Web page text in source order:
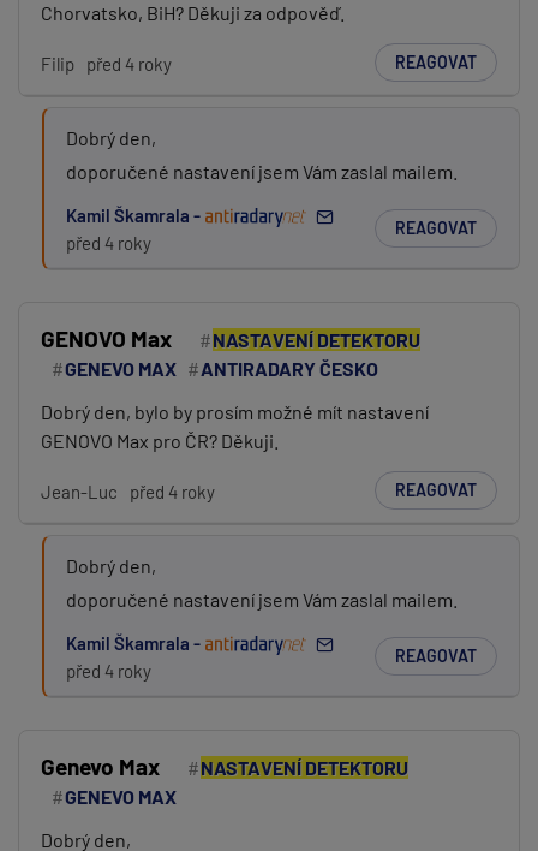
Chorvatsko, BiH? Děkuji za odpověď.
Filip před 4 roky REAGOVAT
Dobrý den,
doporučené nastavení jsem Vám zaslal mailem.
Kamil Škamrala -
před 4 roky
REAGOVAT
GENOVO Max
NASTAVENÍ DETEKTORU
GENEVO MAX
ANTIRADARY ČESKO
Dobrý den, bylo by prosím možné mít nastavení
GENOVO Max pro ČR? Děkuji.
Jean-Luc před 4 roky REAGOVAT
Dobrý den,
doporučené nastavení jsem Vám zaslal mailem.
Kamil Škamrala -
před 4 roky
REAGOVAT
Genevo Max
NASTAVENÍ DETEKTORU
GENEVO MAX
Dobrý den,